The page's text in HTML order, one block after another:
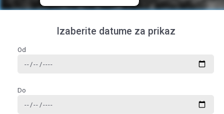
Izaberite datume za prikaz
Od
Do